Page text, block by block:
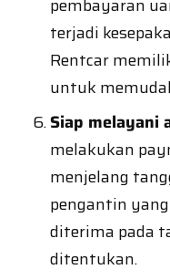
pembayaran
terjadi
Rentcar
untuk
Siap melayani
melakukan
menjelang
pengantin
diterima pada
ditentukan.